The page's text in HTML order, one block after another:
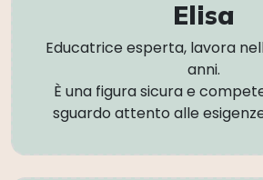
Elisa
Educatrice esperta, lavora
anni.
È una figura sicura e
sguardo attento alle